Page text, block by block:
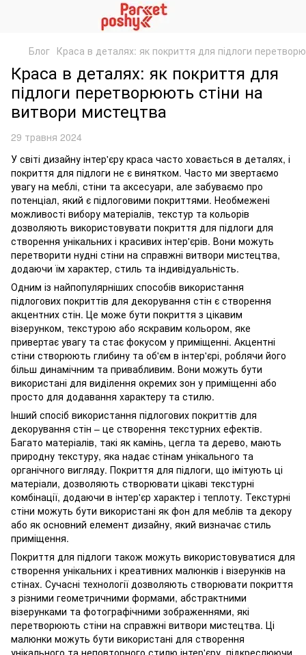
Блог Краса в деталях: як покриття для підлоги
Краса в деталях: як покриття для
підлоги перетворюють стіни на
витвори мистецтва
29 травня 2024
У світі дизайну інтер'єру краса часто ховається в деталях, і
покриття для підлоги не є винятком. Часто ми звертаємо
увагу на меблі, стіни та аксесуари, але забуваємо про
потенціал, який є підлоговими покриттями. Необмежені
можливості вибору матеріалів, текстур та кольорів
дозволяють використовувати покриття для підлоги для
створення унікальних і красивих інтер'єрів. Вони можуть
перетворити нудні стіни на справжні витвори мистецтва,
додаючи їм характер, стиль та індивідуальність.
Одним із найпопулярніших способів використання
підлогових покриттів для декорування стін є створення
акцентних стін. Це може бути покриття з цікавим
візерунком, текстурою або яскравим кольором, яке
привертає увагу та стає фокусом у приміщенні. Акцентні
стіни створюють глибину та об'єм в інтер'єрі, роблячи його
більш динамічним та привабливим. Вони можуть бути
використані для виділення окремих зон у приміщенні або
просто для додавання характеру та стилю.
Інший спосіб використання підлогових покриттів для
декорування стін – це створення текстурних ефектів.
Багато матеріалів, такі як камінь, цегла та дерево, мають
природну текстуру, яка надає стінам унікального та
органічного вигляду. Покриття для підлоги, що імітують ці
матеріали, дозволяють створювати цікаві текстурні
комбінації, додаючи в інтер'єр характер і теплоту. Текстурні
стіни можуть бути використані як фон для меблів та декору
або як основний елемент дизайну, який визначає стиль
приміщення.
Покриття для підлоги також можуть використовуватися для
створення унікальних і креативних малюнків і візерунків на
стінах. Сучасні технології дозволяють створювати покриття
з різними геометричними формами, абстрактними
візерунками та фотографічними зображеннями, які
перетворюють стіни на справжні витвори мистецтва. Ці
малюнки можуть бути використані для створення
унікального та неповторного стилю інтер'єру, підкреслюючи